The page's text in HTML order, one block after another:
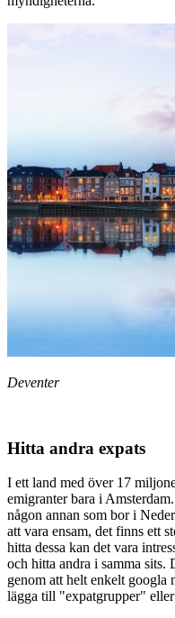
Deventer
Hitta andra expats
I ett land med över 17
emigranter bara i
någon annan som bor i
att vara ensam, det finns ett
hitta dessa kan det vara
och hitta andra i samma
genom att helt enkelt googla
lägga till "expatgrupper"